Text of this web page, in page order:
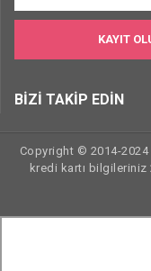
KAYIT
BİZİ TAKİP EDİN
Copyright © 2014-2024
kredi kartı bilgileriniz